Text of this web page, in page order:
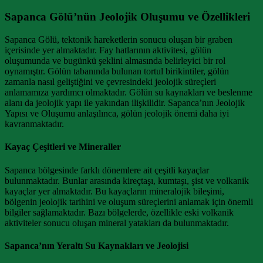
Sapanca Gölü’nün Jeolojik Oluşumu ve Özellikleri
Sapanca Gölü, tektonik hareketlerin sonucu oluşan bir graben
içerisinde yer almaktadır. Fay hatlarının aktivitesi, gölün
oluşumunda ve bugünkü şeklini almasında belirleyici bir rol
oynamıştır. Gölün tabanında bulunan tortul birikintiler, gölün
zamanla nasıl geliştiğini ve çevresindeki jeolojik süreçleri
anlamamıza yardımcı olmaktadır. Gölün su kaynakları ve beslenme
alanı da jeolojik yapı ile yakından ilişkilidir. Sapanca’nın Jeolojik
Yapısı ve Oluşumu anlaşılınca, gölün jeolojik önemi daha iyi
kavranmaktadır.
Kayaç Çeşitleri ve Mineraller
Sapanca bölgesinde farklı dönemlere ait çeşitli kayaçlar
bulunmaktadır. Bunlar arasında kireçtaşı, kumtaşı, şist ve volkanik
kayaçlar yer almaktadır. Bu kayaçların mineralojik bileşimi,
bölgenin jeolojik tarihini ve oluşum süreçlerini anlamak için önemli
bilgiler sağlamaktadır. Bazı bölgelerde, özellikle eski volkanik
aktiviteler sonucu oluşan mineral yatakları da bulunmaktadır.
Sapanca’nın Yeraltı Su Kaynakları ve Jeolojisi